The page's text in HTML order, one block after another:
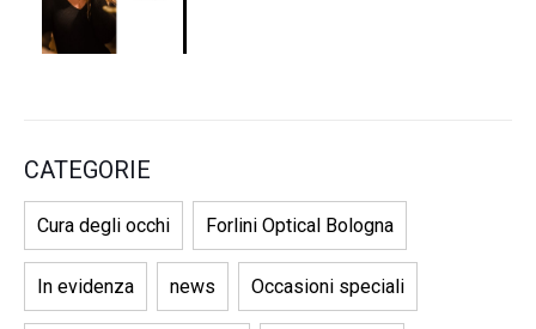
CATEGORIE
Cura degli occhi Forlini Optical Bologna
In evidenza news Occasioni speciali